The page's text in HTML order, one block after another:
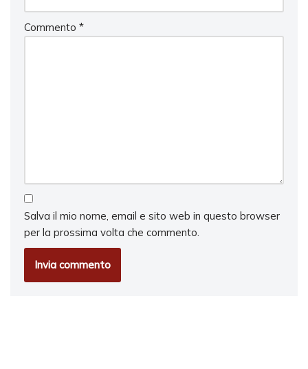
Commento *
Salva il mio nome, email e sito web in questo browser
per la prossima volta che commento.